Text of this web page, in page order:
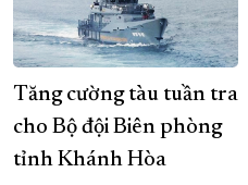
Tăng cường tàu tuần tra
cho Bộ đội Biên phòng
tỉnh Khánh Hòa